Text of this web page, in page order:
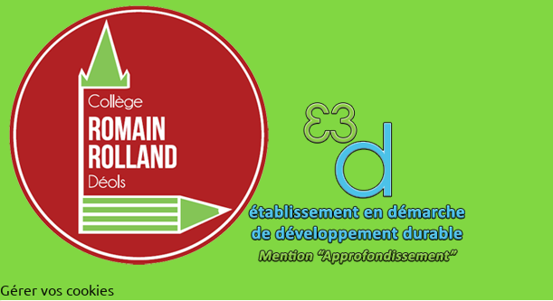
Gérer vos cookies